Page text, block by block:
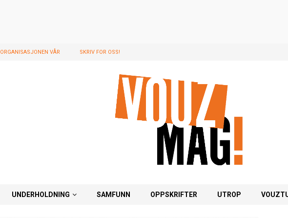
ORGANISASJONEN VÅR SKRIV FOR OSS!
UNDERHOLDNING SAMFUNN OPPSKRIFTER UTROP